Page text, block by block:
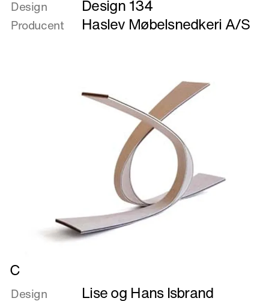
om
Ansigt
til
Design Design 134
Producent Haslev Møbelsnedkeri A/S
Læs
mere
om
C
Design Lise og Hans Isbrand